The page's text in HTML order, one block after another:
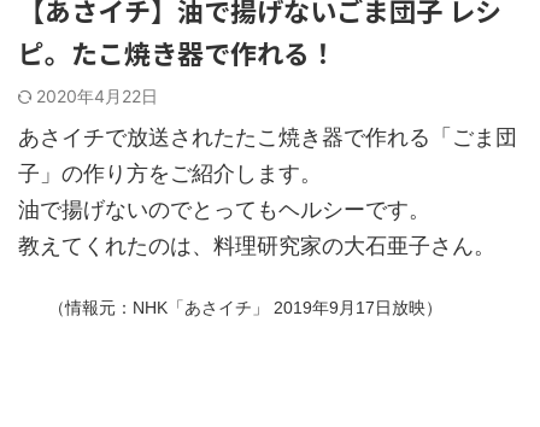
【あさイチ】油で揚げないごま団子 レシ
ピ。たこ焼き器で作れる！
2020年4月22日
あさイチで放送されたたこ焼き器で作れる「ごま団
子」の作り方をご紹介します。
油で揚げないのでとってもヘルシーです。
教えてくれたのは、料理研究家の大石亜子さん。
（情報元：NHK「あさイチ」 2019年9月17日放映）